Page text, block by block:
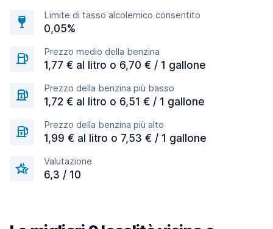
Limite di tasso alcolemico consentito
0,05%
Prezzo medio della benzina
1,77 € al litro o 6,70 € / 1 gallone
Prezzo della benzina più basso
1,72 € al litro o 6,51 € / 1 gallone
Prezzo della benzina più alto
1,99 € al litro o 7,53 € / 1 gallone
Valutazione
6,3 / 10